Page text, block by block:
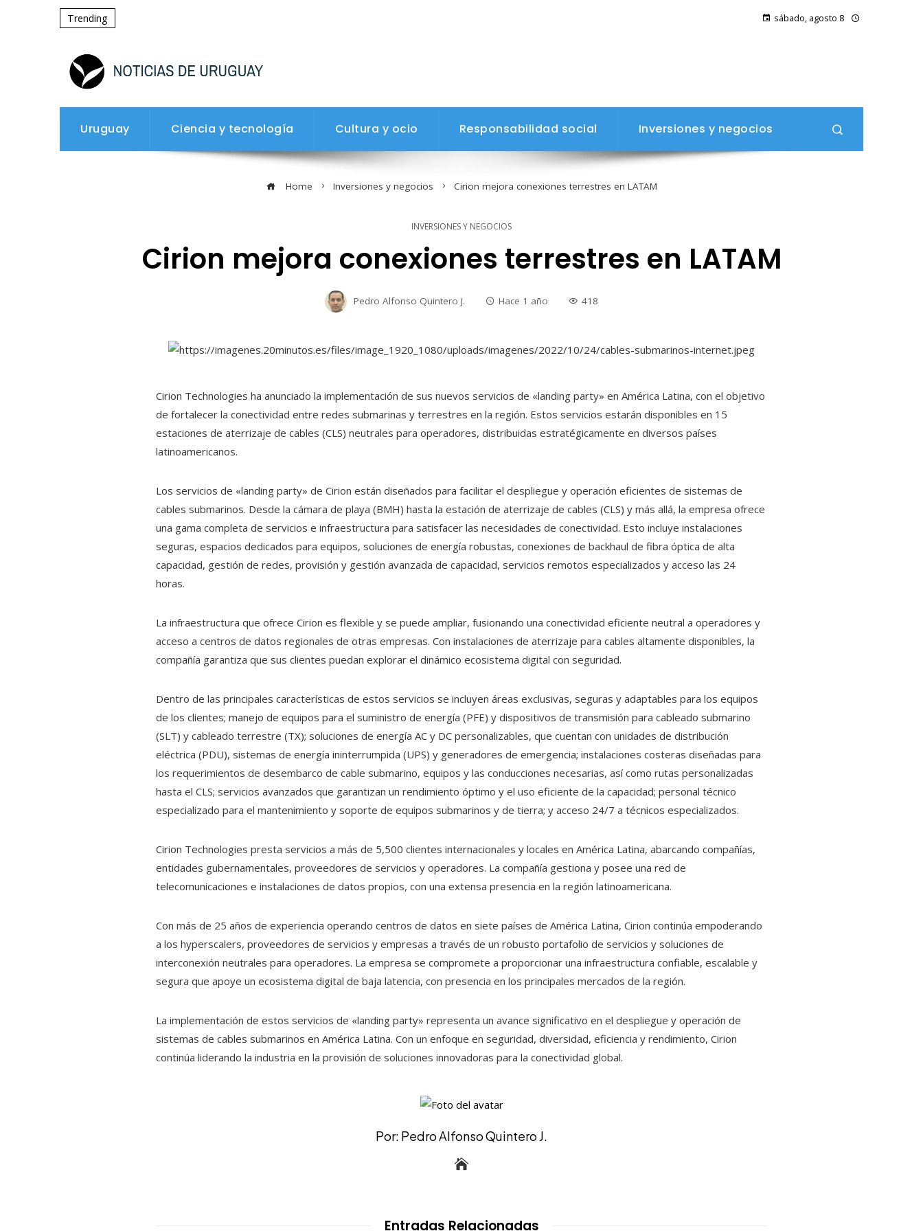
Trending sábado, agosto 8
Uruguay Ciencia y tecnología Cultura y ocio Responsabilidad social Inversiones y negocios
Home Inversiones y negocios Cirion mejora conexiones terrestres en LATAM
INVERSIONES Y NEGOCIOS
Cirion mejora conexiones terrestres en LATAM
Pedro Alfonso Quintero J. Hace 1 año 418
Cirion Technologies ha anunciado la implementación de sus nuevos servicios de «landing party» en América Latina, con el objetivo
de fortalecer la conectividad entre redes submarinas y terrestres en la región. Estos servicios estarán disponibles en 15
estaciones de aterrizaje de cables (CLS) neutrales para operadores, distribuidas estratégicamente en diversos países
latinoamericanos.
Los servicios de «landing party» de Cirion están diseñados para facilitar el despliegue y operación eficientes de sistemas de
cables submarinos. Desde la cámara de playa (BMH) hasta la estación de aterrizaje de cables (CLS) y más allá, la empresa ofrece
una gama completa de servicios e infraestructura para satisfacer las necesidades de conectividad. Esto incluye instalaciones
seguras, espacios dedicados para equipos, soluciones de energía robustas, conexiones de backhaul de fibra óptica de alta
capacidad, gestión de redes, provisión y gestión avanzada de capacidad, servicios remotos especializados y acceso las 24
horas.
La infraestructura que ofrece Cirion es flexible y se puede ampliar, fusionando una conectividad eficiente neutral a operadores y
acceso a centros de datos regionales de otras empresas. Con instalaciones de aterrizaje para cables altamente disponibles, la
compañía garantiza que sus clientes puedan explorar el dinámico ecosistema digital con seguridad.
Dentro de las principales características de estos servicios se incluyen áreas exclusivas, seguras y adaptables para los equipos
de los clientes; manejo de equipos para el suministro de energía (PFE) y dispositivos de transmisión para cableado submarino
(SLT) y cableado terrestre (TX); soluciones de energía AC y DC personalizables, que cuentan con unidades de distribución
eléctrica (PDU), sistemas de energía ininterrumpida (UPS) y generadores de emergencia; instalaciones costeras diseñadas para
los requerimientos de desembarco de cable submarino, equipos y las conducciones necesarias, así como rutas personalizadas
hasta el CLS; servicios avanzados que garantizan un rendimiento óptimo y el uso eficiente de la capacidad; personal técnico
especializado para el mantenimiento y soporte de equipos submarinos y de tierra; y acceso 24/7 a técnicos especializados.
Cirion Technologies presta servicios a más de 5,500 clientes internacionales y locales en América Latina, abarcando compañías,
entidades gubernamentales, proveedores de servicios y operadores. La compañía gestiona y posee una red de
telecomunicaciones e instalaciones de datos propios, con una extensa presencia en la región latinoamericana.
Con más de 25 años de experiencia operando centros de datos en siete países de América Latina, Cirion continúa empoderando
a los hyperscalers, proveedores de servicios y empresas a través de un robusto portafolio de servicios y soluciones de
interconexión neutrales para operadores. La empresa se compromete a proporcionar una infraestructura confiable, escalable y
segura que apoye un ecosistema digital de baja latencia, con presencia en los principales mercados de la región.
La implementación de estos servicios de «landing party» representa un avance significativo en el despliegue y operación de
sistemas de cables submarinos en América Latina. Con un enfoque en seguridad, diversidad, eficiencia y rendimiento, Cirion
continúa liderando la industria en la provisión de soluciones innovadoras para la conectividad global.
Por: Pedro Alfonso Quintero J.
Entradas Relacionadas